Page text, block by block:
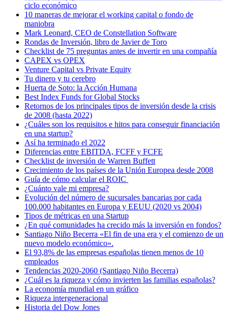
ciclo económico
10 maneras de mejorar el working capital o fondo de
maniobra
Mark Leonard, CEO de Constellation Software
Rondas de Inversión, libro de Javier de Toro
Checklist de 75 preguntas antes de invertir en una compañía
CAPEX vs OPEX
Venture Capital vs Private Equity
Tu dinero y tu cerebro
Huerta de Soto: la Acción Humana
Best Index Funds for Global Stocks
Retornos de los principales tipos de inversión desde la crisis
de 2008 (hasta 2022)
¿Cuáles son los requisitos e hitos para conseguir financiación
en una startup?
Así ha terminado el 2022
Diferencias entre EBITDA, FCFF y FCFE
Checklist de inversión de Warren Buffett
Crecimiento de los países de la Unión Europea desde 2008
Guía de cómo calcular el ROIC
¿Cuánto vale mi empresa?
Evolución del número de sucursales bancarias por cada
100.000 habitantes en Europa y EEUU (2020 vs 2004)
Tipos de métricas en una Startup
¿En qué comunidades ha crecido más la inversión en fondos?
Santiago Niño Becerra «El fin de una era y el comienzo de un
nuevo modelo económico».
El 93,8% de las empresas españolas tienen menos de 10
empleados
Tendencias 2020-2060 (Santiago Niño Becerra)
¿Cuál es la riqueza y cómo invierten las familias españolas?
La economía mundial en un gráfico
Riqueza intergeneracional
Historia del Dow Jones